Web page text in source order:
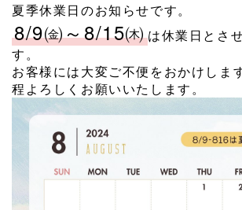
夏季休業日のお知らせです。
8/9㈮～8/15㈭は休業日とさ
す。
お客様には大変ご不便をおかけしま
程よろしくお願いいたします。